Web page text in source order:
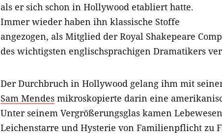
als er sich schon in Hollywood etabliert hatte.
Immer wieder haben ihn klassische Stoffe
angezogen, als Mitglied der Royal Shakepeare
des wichtigsten englischsprachigen Dramatikers
Der Durchbruch in Hollywood gelang ihm mit
Sam Mendes mikroskopierte darin eine
Unter seinem Vergrößerungsglas kamen
Leichenstarre und Hysterie von Familienpflicht zu